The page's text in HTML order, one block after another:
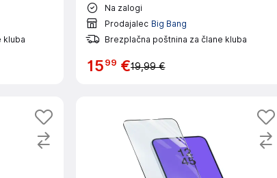
kluba
Na zalogi
Prodajalec Big Bang
Brezplačna poštnina za člane kluba
1599 €19,99 €